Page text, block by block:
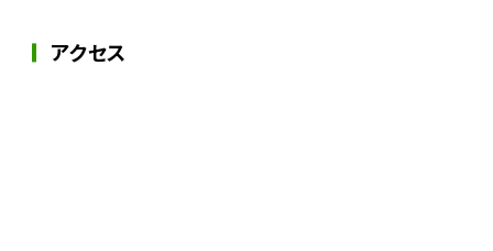
アクセス